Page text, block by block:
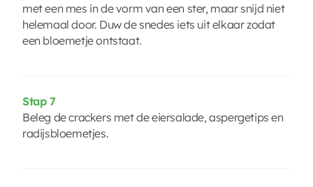
met een mes in de vorm van een ster, maar snijd niet
helemaal door. Duw de snedes iets uit elkaar zodat
een bloemetje ontstaat.
Stap 7
Beleg de crackers met de eiersalade, aspergetips en
radijsbloemetjes.